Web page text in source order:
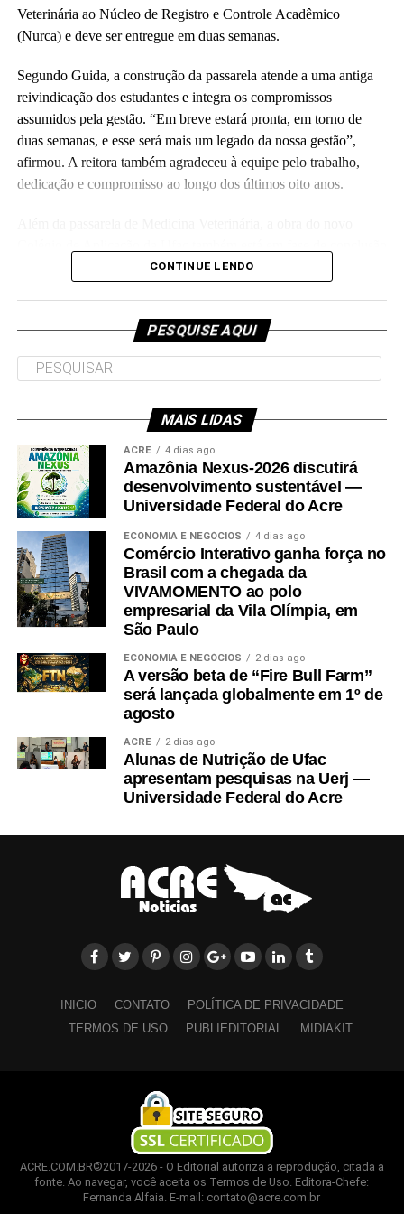
(Fhagner Soares, estagiário Ascom/Ufac)
Leia Mais: UFAC
Veterinária ao Núcleo de Registro e Controle Acadêmico
(Nurca) e deve ser entregue em duas semanas.
Segundo Guida, a construção da passarela atende a uma antiga
reivindicação dos estudantes e integra os compromissos
assumidos pela gestão. “Em breve estará pronta, em torno de
duas semanas, e esse será mais um legado da nossa gestão”,
afirmou. A reitora também agradeceu à equipe pelo trabalho,
dedicação e compromisso ao longo dos últimos oito anos.
e deve ser entregue em breve.CONTINUE LENDO
PESQUISE AQUI
MAIS LIDAS
ACRE 4 dias ago
Amazônia Nexus-2026 discutirá
desenvolvimento sustentável —
Universidade Federal do Acre
ECONOMIA E NEGÓCIOS 4 dias ago
Comércio Interativo ganha força no
Brasil com a chegada da
VIVAMOMENTO ao polo
empresarial da Vila Olímpia, em
São Paulo
ECONOMIA E NEGÓCIOS 2 dias ago
A versão beta de “Fire Bull Farm”
será lançada globalmente em 1º de
agosto
ACRE 2 dias ago
Alunas de Nutrição de Ufac
apresentam pesquisas na Uerj —
Universidade Federal do Acre
INICIO CONTATO
POLÍTICA DE PRIVACIDADE
TERMOS DE USO
PUBLIEDITORIAL MIDIAKIT
ACRE.COM.BR©2017-2026 - O Editorial autoriza a reprodução, citada a
fonte. Ao navegar, você aceita os Termos de Uso. Editora-Chefe:
Fernanda Alfaia. E-mail: contato@acre.com.br